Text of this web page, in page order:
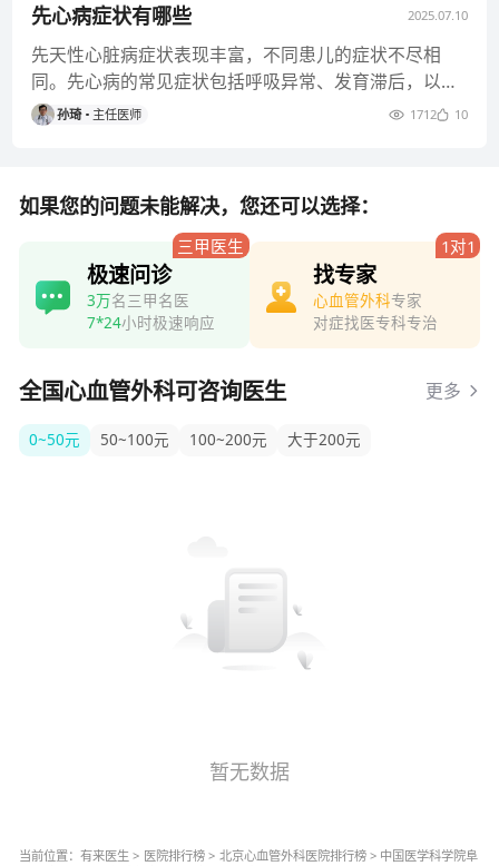
先心病症状有哪些 2025.07.10
先天性心脏病症状表现丰富，不同患儿的症状不尽相
同。先心病的常见症状包括呼吸异常、发育滞后，以及
喂养艰难等，需要引起重视和
孙琦 主任医师 1712 10
如果您的问题未能解决，您还可以选择：
三甲医生
极速问诊
3万名三甲名医
7*24小时极速响应
1对1
找专家
心血管外科专家
对症找医专科专治
全国心血管外科可咨询医生 更多
0~50元 50~100元 100~200元 大于200元
暂无数据
当前位置： 有来医生 > 医院排行榜 > 北京心血管外科医院排行榜 > 中国医学科学院阜